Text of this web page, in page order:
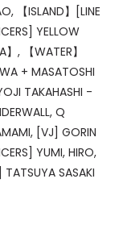
【ISLAND】[LINE
YELLOW
, 【WATER】
+ MASATOSHI
TAKAHASHI -
Q
[VJ] GORIN
YUMI, HIRO,
SASAKI